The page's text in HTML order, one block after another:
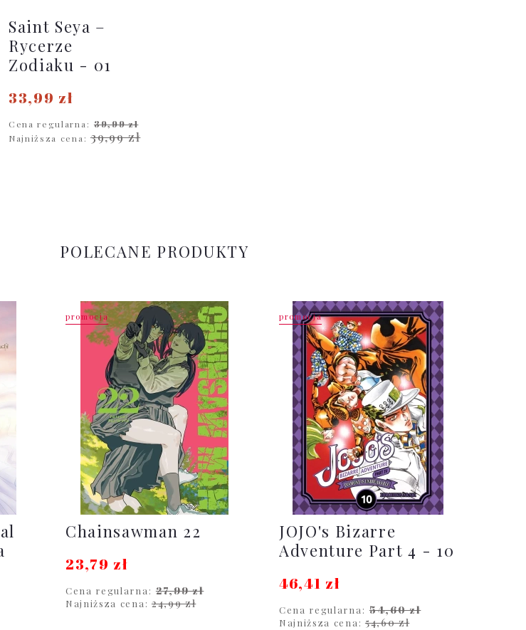
Saint Seya –
Rycerze
Zodiaku - 01
33,99 zł
Cena regularna: 39,99 zł
Najniższa cena: 39,99 zł
POLECANE PRODUKTY
Chainsawman 22
23,79 zł
Cena regularna: 27,99 zł
Najniższa cena: 24,99 zł
promocja
JOJO's Bizarre
Adventure Part 4 - 10
46,41 zł
Cena regularna: 54,60 zł
Najniższa cena: 54,60 zł
promocja